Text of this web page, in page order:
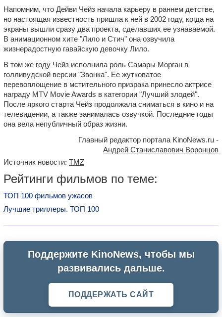
Напомним, что Дейви Чейз начала карьеру в раннем детстве,
но настоящая известность пришла к ней в 2002 году, когда на
экраны вышли сразу два проекта, сделавших ее узнаваемой.
В анимационном хите "Лило и Стич" она озвучила
жизнерадостную гавайскую девочку Лило.
В том же году Чейз исполнила роль Самары Морган в
голливудской версии "Звонка". Ее жутковатое
перевоплощение в мстительного призрака принесло актрисе
награду MTV Movie Awards в категории "Лучший злодей".
После яркого старта Чейз продолжала сниматься в кино и на
телевидении, а также занималась озвучкой. Последние годы
она вела непубличный образ жизни.
Главный редактор портала KinoNews.ru -
Андрей Станиславович Воронцов
Источник новости: TMZ
Рейтинги фильмов по теме:
ТОП 100 фильмов ужасов
Лучшие триллеры. ТОП 100
Поддержите KinoNews, чтобы мы
развивались дальше.
ПОДДЕРЖАТЬ САЙТ